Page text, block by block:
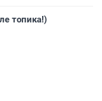
топика!)